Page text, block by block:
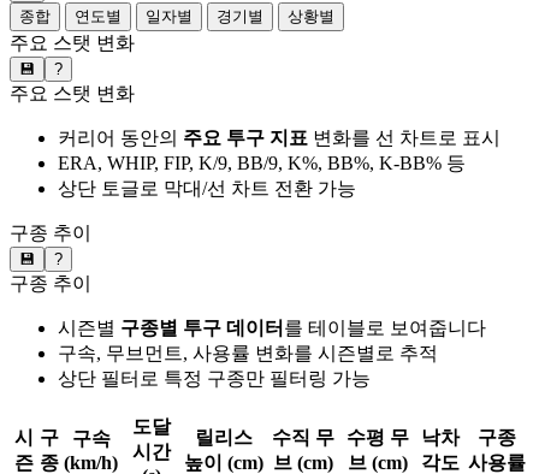
종합
연도별 일자별 경기별 상황별
주요 스탯 변화
💾 ?
주요 스탯 변화
커리어 동안의 주요 투구 지표 변화를 선 차트로 표시
ERA, WHIP, FIP, K/9, BB/9, K%, BB%, K-BB% 등
상단 토글로 막대/선 차트 전환 가능
구종 추이
💾 ?
구종 추이
시즌별 구종별 투구 데이터 를 테이블로 보여줍니다
구속, 무브먼트, 사용률 변화를 시즌별로 추적
상단 필터로 특정 구종만 필터링 가능
시
즌
구
종
구속
(km/h)
도달
시간
릴리스
높이 (cm)
수직 무
브 (cm)
수평 무
브 (cm)
낙차
각도
구종
사용률